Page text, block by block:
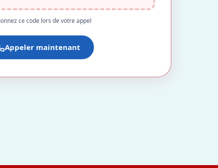
ce code lors de votre appel
Appeler maintenant